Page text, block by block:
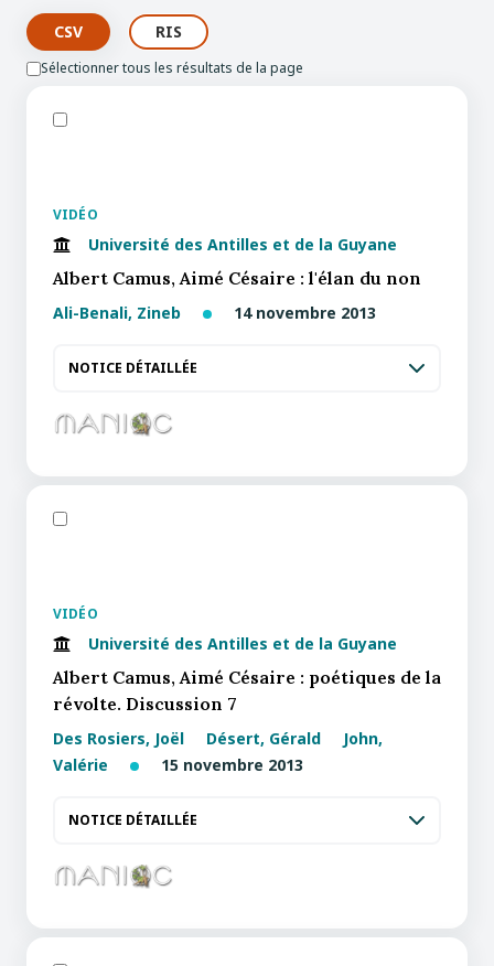
Sélectionner tous les résultats de la page
VIDÉO
Université des Antilles et de la Guyane
Albert Camus, Aimé Césaire : l'élan du non
Ali-Benali, Zineb 14 novembre 2013
NOTICE DÉTAILLÉE
VIDÉO
Université des Antilles et de la Guyane
Albert Camus, Aimé Césaire : poétiques de la
révolte. Discussion 7
Des Rosiers, Joël Désert, Gérald
John,
Valérie
15 novembre 2013
NOTICE DÉTAILLÉE